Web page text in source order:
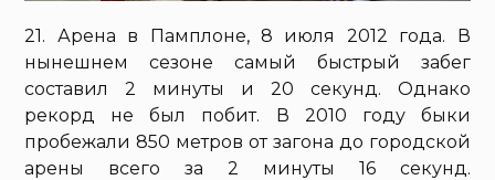
21. Арена в Памплоне, 8 июля 2012 года. В
нынешнем сезоне самый быстрый забег
составил 2 минуты и 20 секунд. Однако
рекорд не был побит. В 2010 году быки
пробежали 850 метров от загона до городской
арены всего за 2 минуты 16 секунд.